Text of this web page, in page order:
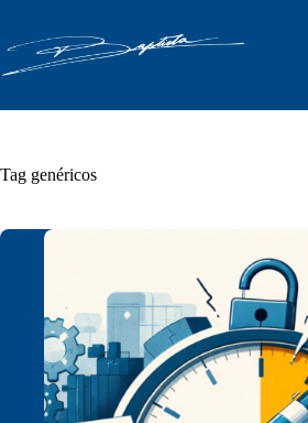
o
conteúdo
Tag genéricos